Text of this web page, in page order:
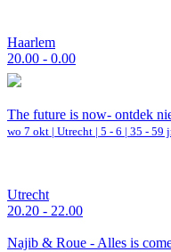
Haarlem
20.00 - 0.00
The future is now- ontdek
wo 7 okt | Utrecht | 5 - 6 | 35 - 59
Utrecht
20.20 - 22.00
Najib & Roue - Alles is